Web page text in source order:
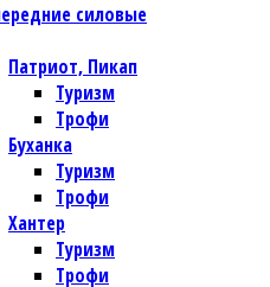
силовые
Патриот, Пикап
Туризм
Трофи
Буханка
Туризм
Трофи
Хантер
Туризм
Трофи